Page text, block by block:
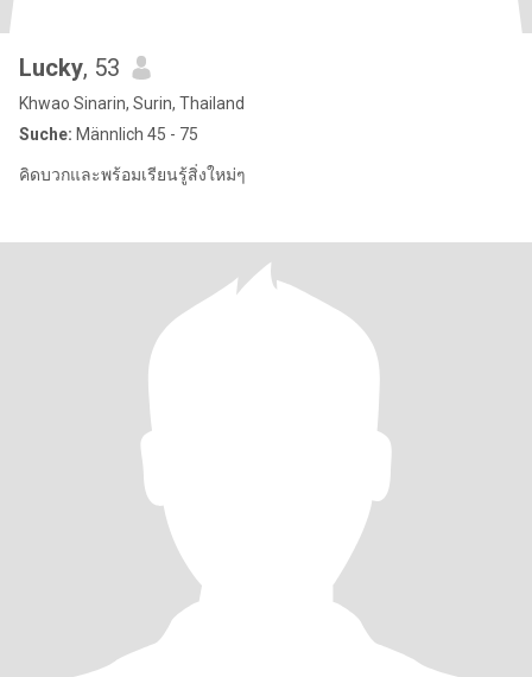
Lucky, 53
Khwao Sinarin, Surin, Thailand
Suche: Männlich 45 - 75
คิดบวกและพร้อมเรียนรู้สิ่งใหม่ๆ